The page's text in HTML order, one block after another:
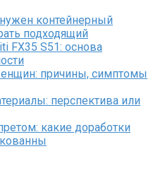
контейнерный
подходящий
FX35 S51: основа
причины, симптомы
перспектива или
какие доработки